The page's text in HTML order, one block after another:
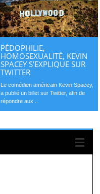
PÉDOPHILIE,
HOMOSEXUALITÉ, KEVIN
SPACEY S’EXPLIQUE SUR
TWITTER
Le comédien américain Kevin Spacey,
a publié un billet sur Twitter, afin de
répondre aux...